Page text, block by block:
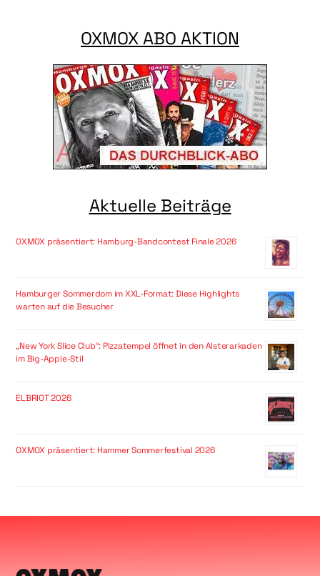
OXMOX ABO AKTION
Aktuelle Beiträge
OXMOX präsentiert: Hamburg-Bandcontest Finale 2026
Hamburger Sommerdom im XXL-Format: Diese Highlights
warten auf die Besucher
„New York Slice Club“: Pizzatempel öffnet in den Alsterarkaden
im Big-Apple-Stil
ELBRIOT 2026
OXMOX präsentiert: Hammer Sommerfestival 2026